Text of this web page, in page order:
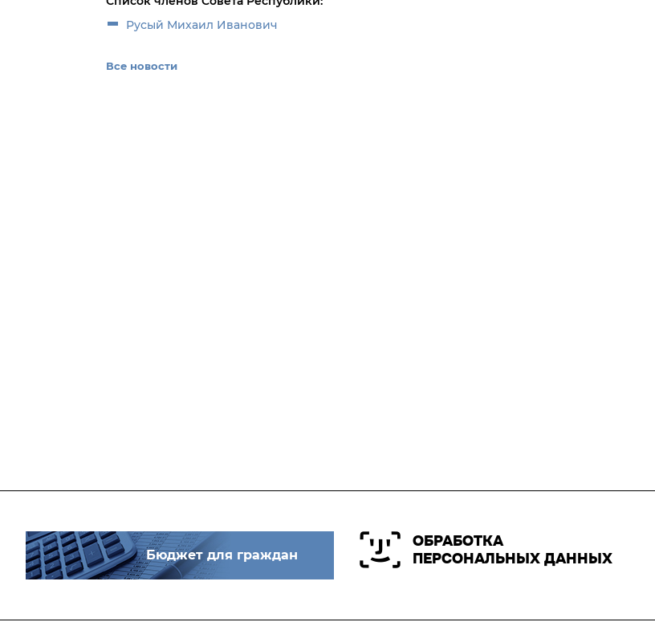
Русый Михаил Иванович
Все новости
Бюджет для граждан
ОБРАБОТКА
ПЕРСОНАЛЬНЫХ ДАННЫХ